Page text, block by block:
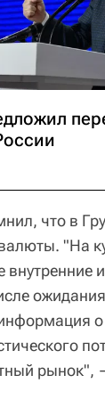
что в
"На
внутренние
рынок",